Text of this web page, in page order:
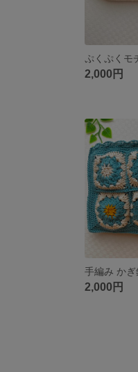
2,000円
2,000円